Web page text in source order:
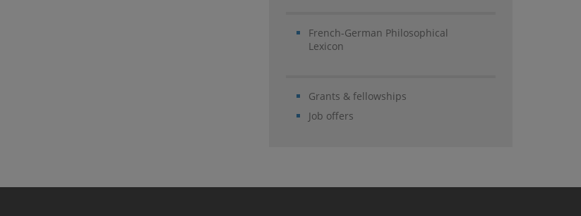
French-German Philosophical
Lexicon
Grants & fellowships
Job offers